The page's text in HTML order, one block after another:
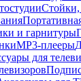
Стойки,
и гарнитуры
MP3-плееры
для